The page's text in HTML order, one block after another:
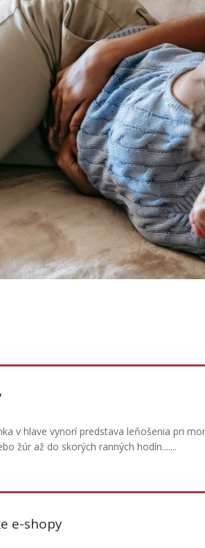
v hlave vynorí predstava leňošenia pri
žúr až do skorých ranných hodín.......
e-shopy